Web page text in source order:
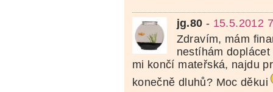
jg.80 - 15.5.2012
Zdravím, mám
nestíhám
mi končí mateřská, najdu
konečně dluhů? Moc děkui